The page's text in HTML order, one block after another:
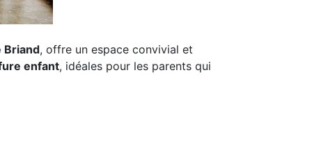
Briand, offre un espace convivial et
enfant, idéales pour les parents qui